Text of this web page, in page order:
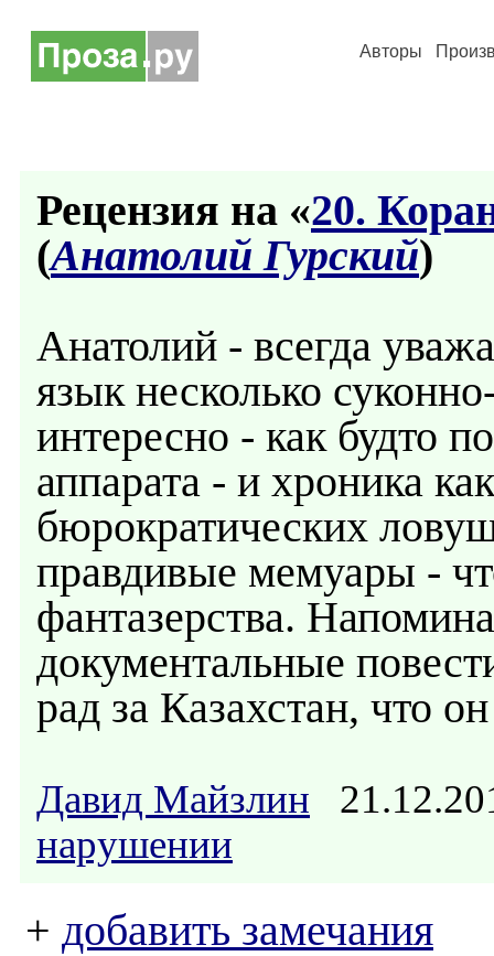
Авторы
Рецензия на «20.
(Анатолий Гурский)
Анатолий - всегда
язык несколько
интересно - как будто
аппарата - и хроника
бюрократических
правдивые мемуары -
фантазерства.
документальные
рад за Казахстан, что
Давид Майзлин
нарушении
+ добавить замечания